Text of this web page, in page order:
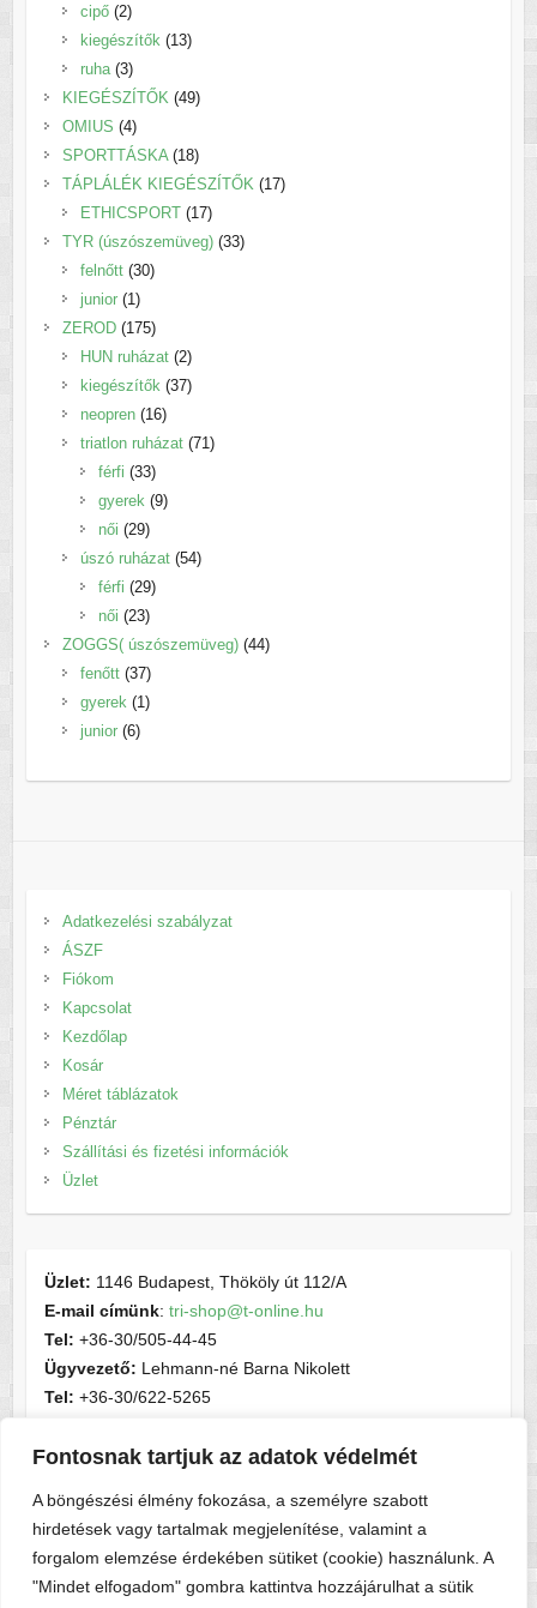
Fontosnak tartjuk az adatok védelmét
A böngészési élmény fokozása, a személyre szabott
hirdetések vagy tartalmak megjelenítése, valamint a
forgalom elemzése érdekében sütiket (cookie) használunk. A
"Mindet elfogadom" gombra kattintva hozzájárulhat a sütik
cipő 22
termék
kiegészítők 1313
ruha 33
termék
KIEGÉSZÍTŐK 4949
OMIUS 44
termék
SPORTTÁSKA 1818
termék
TÁPLÁLÉK KIEGÉSZÍTŐK 1717
ETHICSPORT 1717
termék
TYR (úszószemüveg) 3333
felnőtt 3030
junior 11
termék
ZEROD 175175
termék
HUN ruházat 22
termék
kiegészítők 3737
neopren 1616
termék
triatlon ruházat 7171
férfi 3333
termék
gyerek 99
női 2929
termék
úszó ruházat 5454
férfi 2929
termék
női 2323
termék
ZOGGS( úszószemüveg) 4444
fenőtt 3737
termék
gyerek 11
junior 66
Adatkezelési szabályzat
ÁSZF
Fiókom
Kapcsolat
Kezdőlap
Kosár
Méret táblázatok
Pénztár
Szállítási és fizetési információk
Üzlet
Üzlet: 1146 Budapest, Thököly út 112/A
E-mail címünk: tri-shop@t-online.hu
Tel: +36-30/505-44-45
Ügyvezető: Lehmann-né Barna Nikolett
Tel: +36-30/622-5265
Cégjegyzékszám:cg05-06-015156